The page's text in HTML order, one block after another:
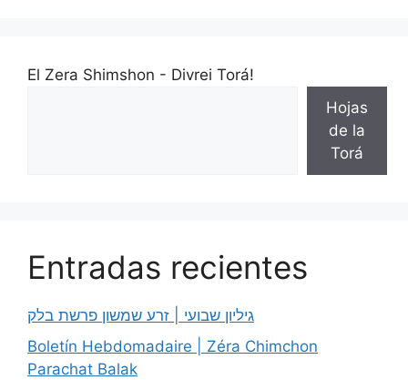
El Zera Shimshon - Divrei Torá!
Hojas
de la
Torá
Entradas recientes
גיליון שבועי | זרע שמשון פרשת בלק
Boletín Hebdomadaire | Zéra Chimchon
Parachat Balak